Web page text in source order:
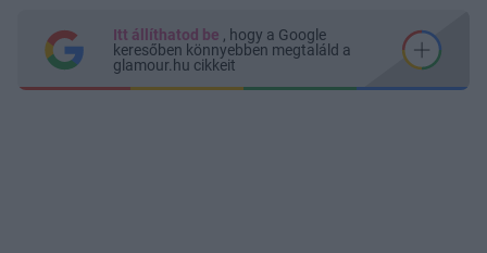
Itt állíthatod be , hogy a Google
keresőben könnyebben megtaláld a
glamour.hu cikkeit